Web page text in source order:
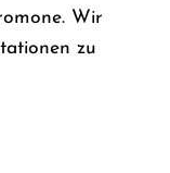
Wir
zu